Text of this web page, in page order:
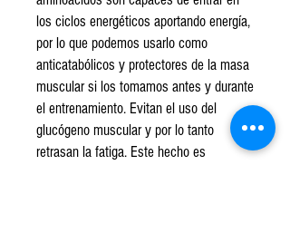
los ciclos energéticos aportando energía,
por lo que podemos usarlo como
anticatabólicos y protectores de la masa
muscular si los tomamos antes y durante
el entrenamiento. Evitan el uso del
glucógeno muscular y por lo tanto
retrasan la fatiga. Este hecho es